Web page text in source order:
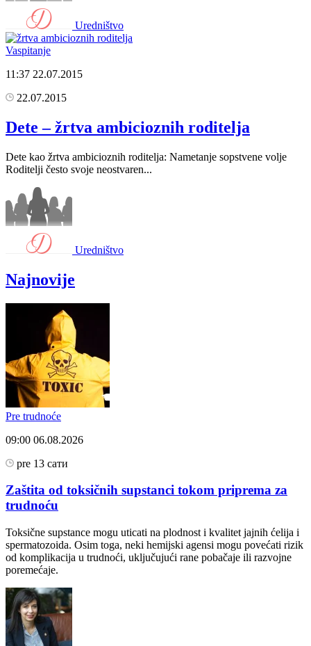
Uredništvo
Vaspitanje
11:37 22.07.2015
22.07.2015
Dete – žrtva ambicioznih roditelja
Dete kao žrtva ambicioznih roditelja: Nametanje sopstvene volje
Roditelji često svoje neostvaren...
Uredništvo
Najnovije
Pre trudnoće
09:00 06.08.2026
pre 13 сати
Zaštita od toksičnih supstanci tokom priprema za
trudnoću
Toksične supstance mogu uticati na plodnost i kvalitet jajnih ćelija i
spermatozoida. Osim toga, neki hemijski agensi mogu povećati rizik
od komplikacija u trudnoći, uključujući rane pobačaje ili razvojne
poremećaje.